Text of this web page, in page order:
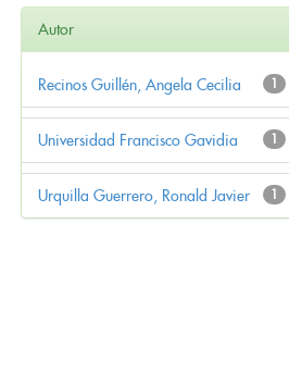
Autor
1
Recinos Guillén, Angela Cecilia
1
Universidad Francisco Gavidia
1
Urquilla Guerrero, Ronald Javier